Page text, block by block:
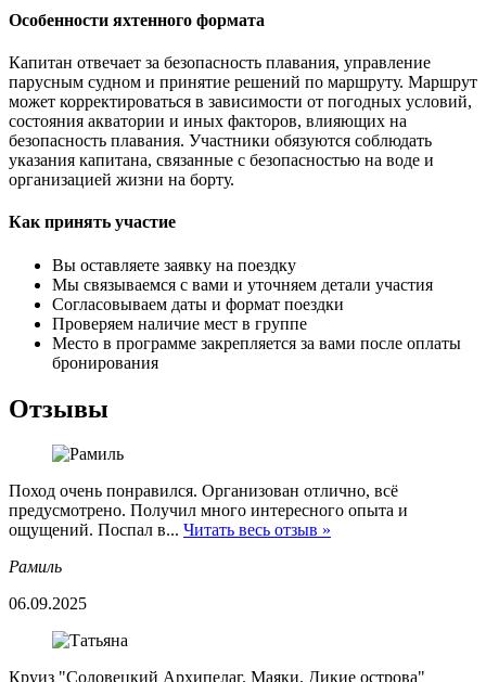
Особенности яхтенного формата
Капитан отвечает за безопасность плавания, управление
парусным судном и принятие решений по маршруту. Маршрут
может корректироваться в зависимости от погодных условий,
состояния акватории и иных факторов, влияющих на
безопасность плавания. Участники обязуются соблюдать
указания капитана, связанные с безопасностью на воде и
организацией жизни на борту.
Как принять участие
Вы оставляете заявку на поездку
Мы связываемся с вами и уточняем детали участия
Согласовываем даты и формат поездки
Проверяем наличие мест в группе
Место в программе закрепляется за вами после оплаты
бронирования
Отзывы
Поход очень понравился. Организован отлично, всё
предусмотрено. Получил много интересного опыта и
ощущений. Поспал в... Читать весь отзыв »
Рамиль
06.09.2025
Круиз "Соловецкий Архипелаг. Маяки. Дикие острова"